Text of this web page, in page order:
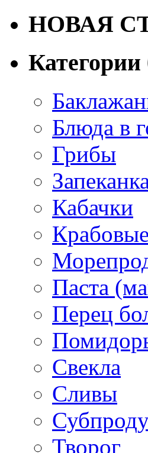
НОВАЯ
Блюда в
Грибы
Кабачки
Паста
Перец
Свекла
Сливы
Творог